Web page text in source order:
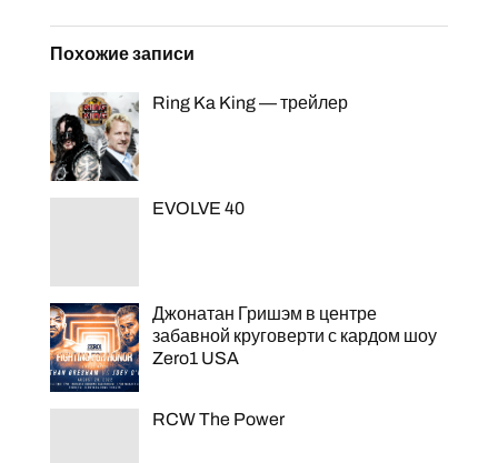
Похожие записи
Ring Ka King — трейлер
EVOLVE 40
Джонатан Гришэм в центре
забавной круговерти с кардом шоу
Zero1 USA
RCW The Power